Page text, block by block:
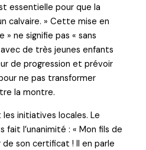
essentielle pour que la
calvaire. » Cette mise en
» ne signifie pas « sans
de très jeunes enfants
de progression et prévoir
ne pas transformer
la montre.
initiatives locales. Le
fait l’unanimité : « Mon fils de
son certificat ! Il en parle